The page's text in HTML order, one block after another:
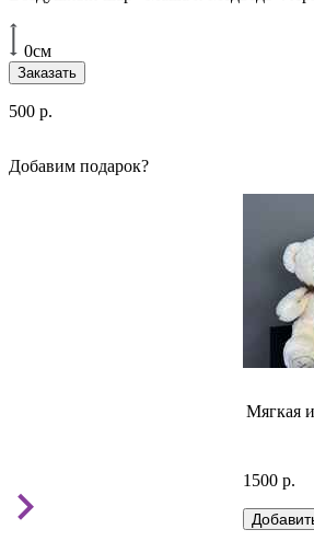
0см
Заказать
500 р.
Добавим подарок?
Мягкая
1500 р.